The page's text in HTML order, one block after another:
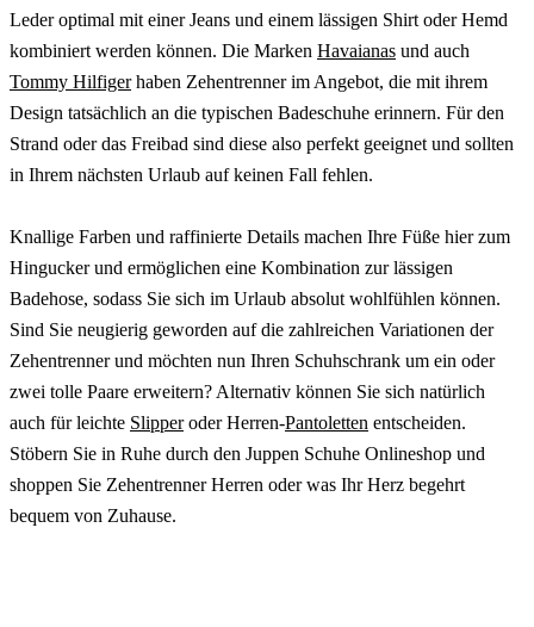
Leder optimal mit einer Jeans und einem lässigen Shirt oder Hemd
kombiniert werden können. Die Marken Havaianas und auch
Tommy Hilfigerhaben Zehentrenner im Angebot, die mit ihrem
Design tatsächlich an die typischen Badeschuhe erinnern. Für den
Strand oder das Freibad sind diese also perfekt geeignet und sollten
in Ihrem nächsten Urlaub auf keinen Fall fehlen.
Knallige Farben und raffinierte Details machen Ihre Füße hier zum
Hingucker und ermöglichen eine Kombination zur lässigen
Badehose, sodass Sie sich im Urlaub absolut wohlfühlen können.
Sind Sie neugierig geworden auf die zahlreichen Variationen der
Zehentrenner und möchten nun Ihren Schuhschrank um ein oder
zwei tolle Paare erweitern? Alternativ können Sie sich natürlich
auch für leichte Slipperoder Herren-Pantoletten entscheiden.
Stöbern Sie in Ruhe durch den Juppen Schuhe Onlineshop und
shoppen Sie Zehentrenner Herren oder was Ihr Herz begehrt
bequem von Zuhause.